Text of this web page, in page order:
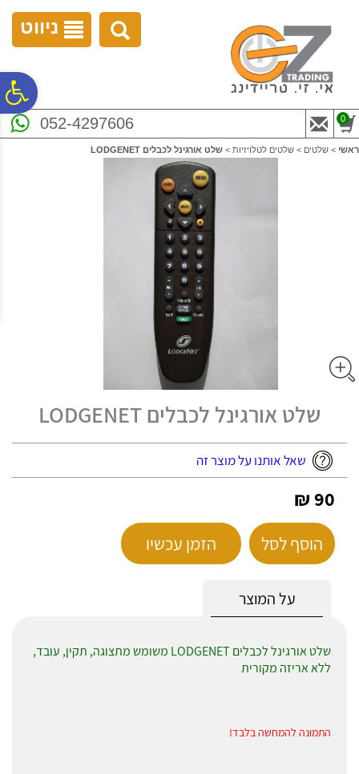
נגישות
ניווט
052-4297606 0
ראשי > שלטים > שלטים לטלויזיות > שלט אורגינל לכבלים LODGENET
שלט אורגינל לכבלים LODGENET
שאל אותנו על מוצר זה
90 ₪
הוסף לסל הזמן עכשיו
על המוצר
שלט אורגינל לכבלים LODGENET משומש מתצוגה, תקין, עובד,
ללא אריזה מקורית
התמונה להמחשה בלבד!